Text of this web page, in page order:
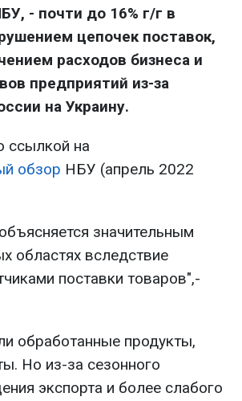
- почти до 16% г/г в
цепочек поставок,
расходов бизнеса и
предприятий из-за
на Украину.
ссылкой на
обзор НБУ (апрель 2022
значительным
областях вследствие
поставки товаров",-
обработанные продукты,
Но из-за сезонного
экспорта и более слабого